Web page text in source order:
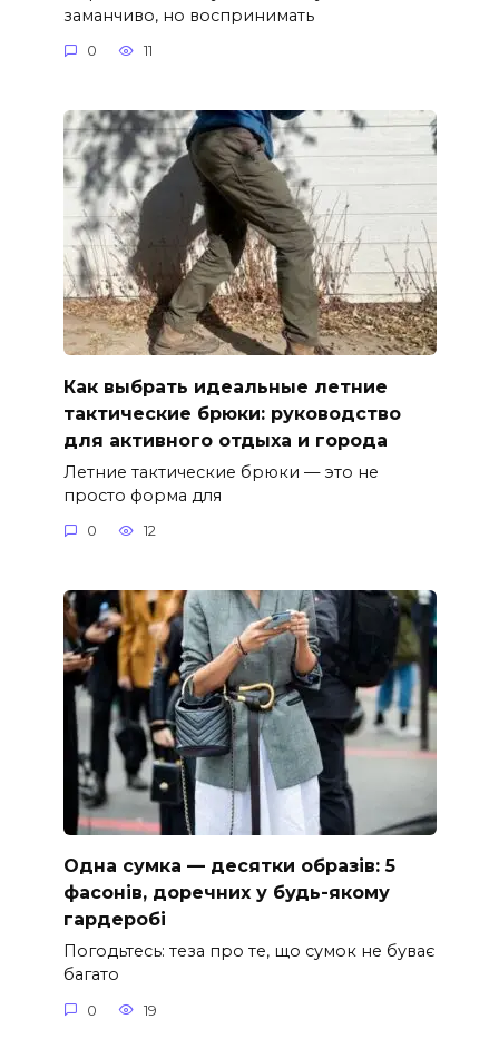
заманчиво, но воспринимать
0 11
Как выбрать идеальные летние
тактические брюки: руководство
для активного отдыха и города
Летние тактические брюки — это не
просто форма для
0 12
Одна сумка — десятки образів: 5
фасонів, доречних у будь-якому
гардеробі
Погодьтесь: теза про те, що сумок не буває
багато
0 19